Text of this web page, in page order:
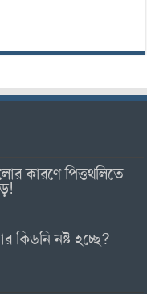
কারণে পিত্তথলিতে
কিডনি নষ্ট হচ্ছে?